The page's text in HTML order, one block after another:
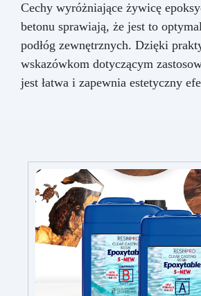
Cechy wyróżniające żywicę
betonu sprawiają, że jest to
podłóg zewnętrznych. Dzięki
wskazówkom dotyczącym
jest łatwa i zapewnia estetyczny